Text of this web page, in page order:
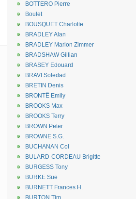
BOTTERO Pierre
Boulet
BOUSQUET Charlotte
BRADLEY Alan
BRADLEY Marion Zimmer
BRADSHAW Gillian
BRASEY Edouard
BRAVI Soledad
BRETIN Denis
BRONTË Emily
BROOKS Max
BROOKS Terry
BROWN Peter
BROWNE S.G.
BUCHANAN Col
BULARD-CORDEAU Brigitte
BURGESS Tony
BURKE Sue
BURNETT Frances H.
BURTON Tim